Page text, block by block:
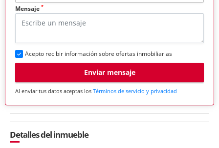
Mensaje *
Acepto recibir información sobre ofertas inmobiliarias
Enviar mensaje
Al enviar tus datos aceptas los Términos de servicio y privacidad
Detalles del inmueble